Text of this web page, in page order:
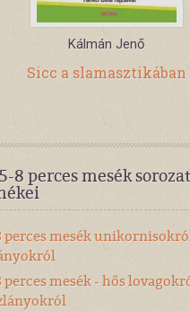
Kálmán Jenő
Sicc a slamasztikában
8 perces mesék
perces mesék
perces mesék - hős